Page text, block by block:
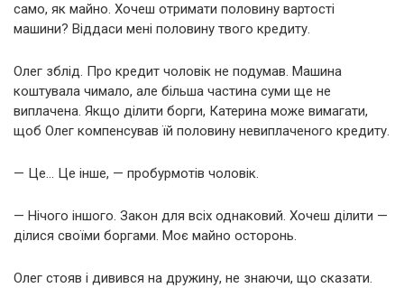
само, як майно. Хочеш отримати половину вартості
машини? Віддаси мені половину твого кредиту.
Олег зблід. Про кредит чоловік не подумав. Машина
коштувала чимало, але більша частина суми ще не
виплачена. Якщо ділити борги, Катерина може вимагати,
щоб Олег компенсував їй половину невиплаченого кредиту.
— Це… Це інше, — пробурмотів чоловік.
— Нічого іншого. Закон для всіх однаковий. Хочеш ділити —
ділися своїми боргами. Моє майно осторонь.
Олег стояв і дивився на дружину, не знаючи, що сказати.